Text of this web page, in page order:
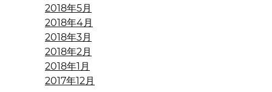
2018年5月
2018年4月
2018年3月
2018年2月
2018年1月
2017年12月